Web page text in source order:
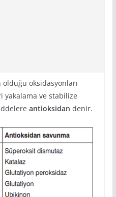
oksidasyonları
yakalama ve stabilize
antioksidan denir.